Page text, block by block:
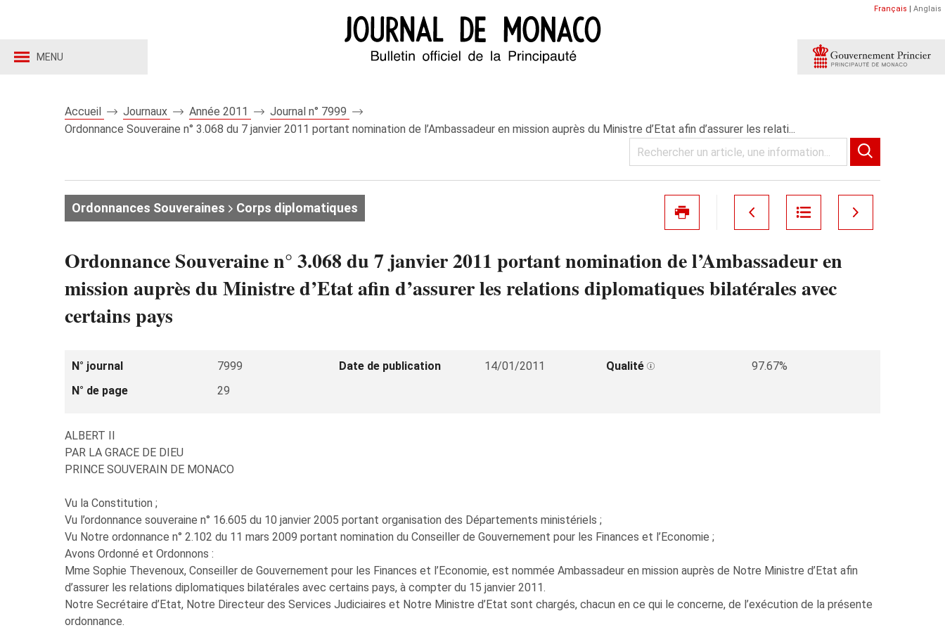
MENU
Français | Anglais
Accueil Journaux Année 2011
Journal n° 7999
Ordonnance Souveraine n° 3.068 du 7 janvier 2011 portant nomination de l’Ambassadeur en mission auprès du Ministre d’Etat afin d’assurer les relati...
Ordonnances Souveraines Corps diplomatiques
Ordonnance Souveraine n° 3.068 du 7 janvier 2011 portant nomination de l’Ambassadeur en
mission auprès du Ministre d’Etat afin d’assurer les relations diplomatiques bilatérales avec
certains pays
N° journal 7999 Date de publication 14/01/2011 Qualité
97.67%
N° de page
29
ALBERT II
PAR LA GRACE DE DIEU
PRINCE SOUVERAIN DE MONACO
Vu la Constitution ;
Vu l’ordonnance souveraine n° 16.605 du 10 janvier 2005 portant organisation des Départements ministériels ;
Vu Notre ordonnance n° 2.102 du 11 mars 2009 portant nomination du Conseiller de Gouvernement pour les Finances et l’Economie ;
Avons Ordonné et Ordonnons :
Mme Sophie Thevenoux, Conseiller de Gouvernement pour les Finances et l’Economie, est nommée Ambassadeur en mission auprès de Notre Ministre d’Etat afin
d’assurer les relations diplomatiques bilatérales avec certains pays, à compter du 15 janvier 2011.
Notre Secrétaire d’Etat, Notre Directeur des Services Judiciaires et Notre Ministre d’Etat sont chargés, chacun en ce qui le concerne, de l’exécution de la présente
ordonnance.